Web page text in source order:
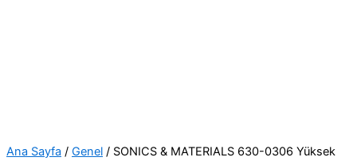
Ana Sayfa / Genel / SONICS & MATERIALS 630-0306 Yüksek